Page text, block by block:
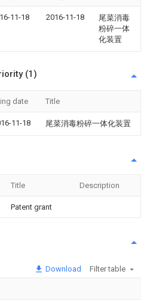
11-18 2016-11-18
尾菜消毒
粉碎一体
化装置
(1)
date Title
11-18 尾菜消毒粉碎一体化装置
Title Description
Patent grant
Download Filter table